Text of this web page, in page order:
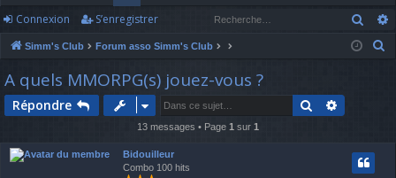
cc
ès
ra
pi
e
or
u
m
s
o
n
n
’e
nr
Connexion S’enregistrer
Simm's Club Forum asso Simm's Club
A quels MMORPG(s) jouez-vous ?
Répondre Rechercher
13 messages • Page 1 sur 1
Bidouilleur
Combo 100 hits